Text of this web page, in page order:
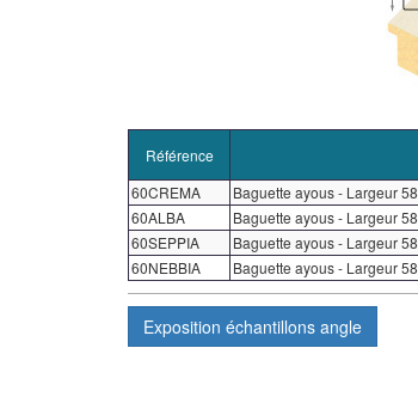
Référence
60CREMA
Baguette ayous - Largeur
60ALBA
Baguette ayous - Largeur
60SEPPIA
Baguette ayous - Largeur
60NEBBIA
Baguette ayous - Largeur
Exposition échantillons angle